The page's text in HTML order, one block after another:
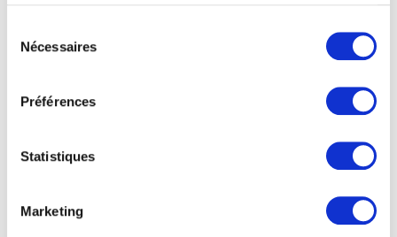
Nécessaires
Préférences
Statistiques
Marketing